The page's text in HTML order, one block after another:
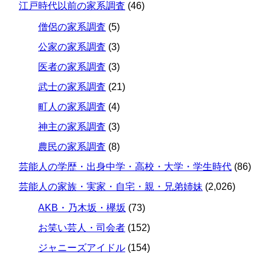
江戸時代以前の家系調査 (46)
僧侶の家系調査 (5)
公家の家系調査 (3)
医者の家系調査 (3)
武士の家系調査 (21)
町人の家系調査 (4)
神主の家系調査 (3)
農民の家系調査 (8)
芸能人の学歴・出身中学・高校・大学・学生時代 (86)
芸能人の家族・実家・自宅・親・兄弟姉妹 (2,026)
AKB・乃木坂・欅坂 (73)
お笑い芸人・司会者 (152)
ジャニーズアイドル (154)